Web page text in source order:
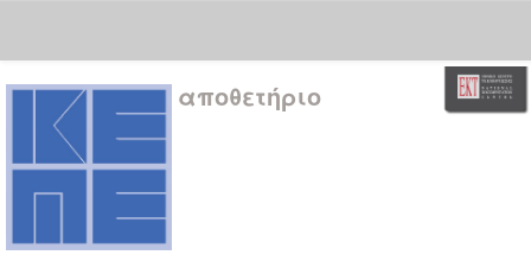
Skip
navigation
αποθετήριο